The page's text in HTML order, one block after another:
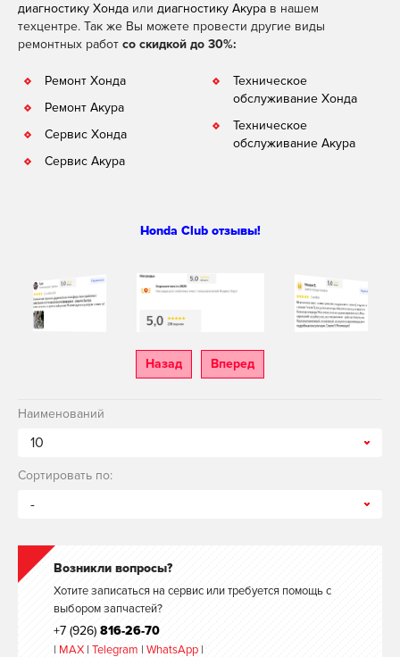
диагностику Хонда или диагностику Акура в нашем
техцентре. Так же Вы можете провести другие виды
ремонтных работ со скидкой до 30%:
Ремонт Хонда
Ремонт Акура
Сервис Хонда
Сервис Акура
Техническое
обслуживание Хонда
Техническое
обслуживание Акура
Honda Club отзывы!
Назад Вперед
Наименований
10
Сортировать по:
-
Возникли вопросы?
Хотите записаться на сервис или требуется помощь с
выбором запчастей?
+7 (926) 816-26-70
| MAX | Telegram | WhatsApp |